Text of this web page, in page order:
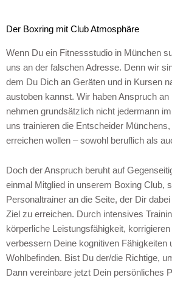
b
o
o
k
a
g
r
a
m
Der Boxring mit Club Atmosphäre
Wenn Du ein Fitnessstudio in München
uns an der falschen Adresse. Denn wir
dem Du Dich an Geräten und in Kursen
austoben kannst. Wir haben Anspruch an
nehmen grundsätzlich nicht jedermann
uns trainieren die Entscheider
erreichen wollen – sowohl beruflich als
Doch der Anspruch beruht auf
einmal Mitglied in unserem Boxing Club,
Personaltrainer an die Seite, der Dir
Ziel zu erreichen. Durch intensives
körperliche Leistungsfähigkeit,
verbessern Deine kognitiven Fähigkeiten
Wohlbefinden. Bist Du der/die Richtige,
Dann vereinbare jetzt Dein persönliches